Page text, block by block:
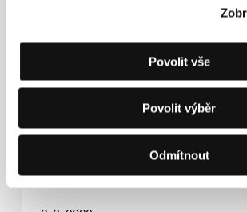
Povolit vše
Povolit výběr
Odmítnout
Představujeme porotu soutěže